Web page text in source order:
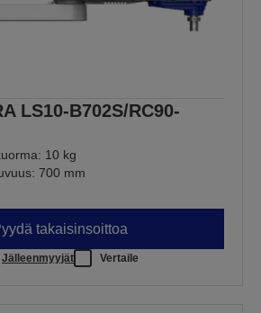
LS10-B702S/RC90-
10 kg
700 mm
takaisinsoittoa
Jälleenmyyjät Vertaile